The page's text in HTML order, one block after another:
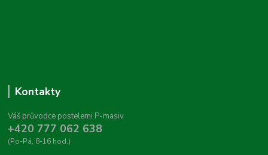
Kontakty
Váš průvodce postelemi P-masiv
+420 777 062 638
(Po-Pá, 8-16 hod.)